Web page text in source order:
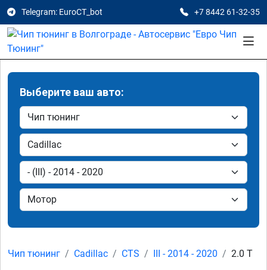
Telegram: EuroCT_bot +7 8442 61-32-35
Выберите ваш авто:
Чип тюнинг Cadillac CTS III - 2014 - 2020 2.0 T